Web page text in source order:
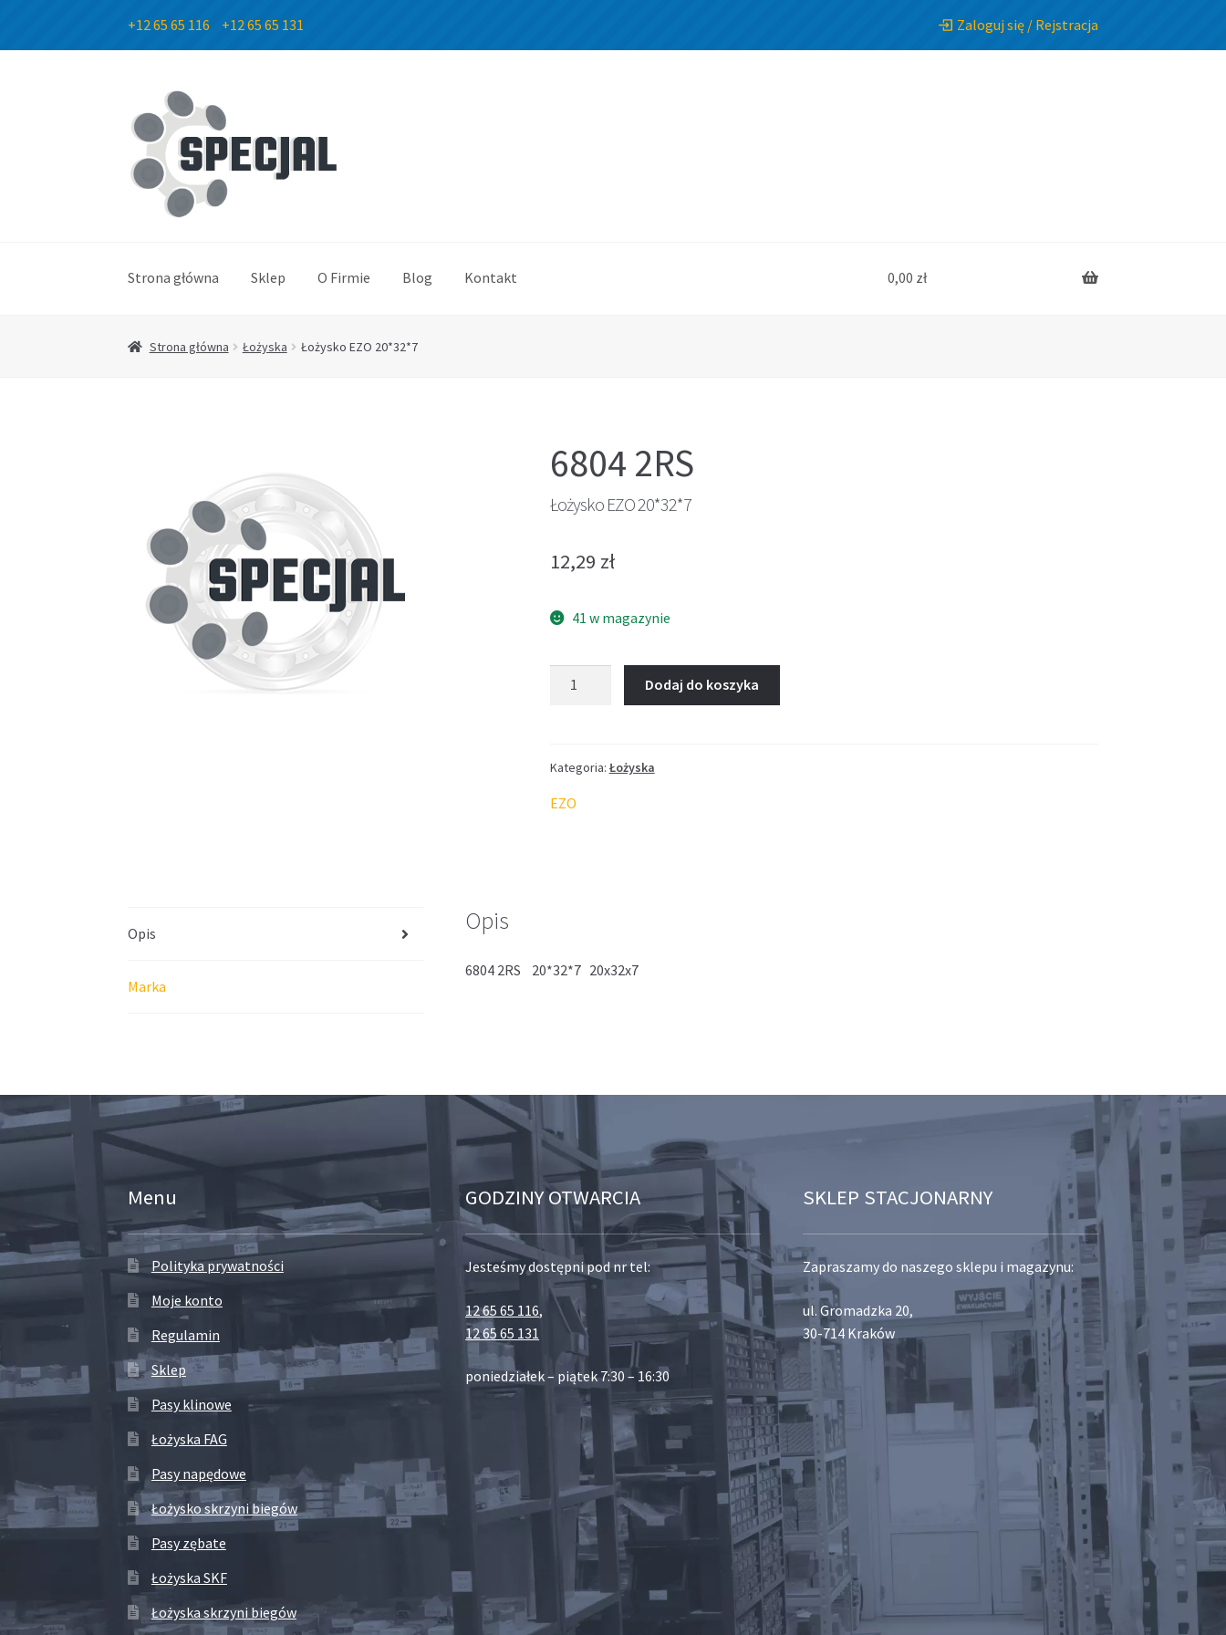
+12 65 65 116 +12 65 65 131 Zaloguj się / Rejstracja
Przejdź
do
nawigacji
Przejdź
do
treści
Strona główna Sklep O Firmie Blog Kontakt 0,00 zł
Strona główna Łożyska Łożysko EZO 20*32*7
6804 2RS
Łożysko EZO 20*32*7
12,29 zł
41 w magazynie
Dodaj do koszyka
Kategoria: Łożyska
EZO
Opis
Marka
Opis
6804 2RS 20*32*7 20x32x7
Menu
Polityka prywatności
Moje konto
Regulamin
Sklep
Pasy klinowe
Łożyska FAG
Pasy napędowe
Łożysko skrzyni biegów
Pasy zębate
Łożyska SKF
Łożyska skrzyni biegów
GODZINY OTWARCIA
Jesteśmy dostępni pod nr tel:
12 65 65 116,
12 65 65 131
poniedziałek – piątek 7:30 – 16:30
SKLEP STACJONARNY
Zapraszamy do naszego sklepu i magazynu:
ul. Gromadzka 20,
30-714 Kraków